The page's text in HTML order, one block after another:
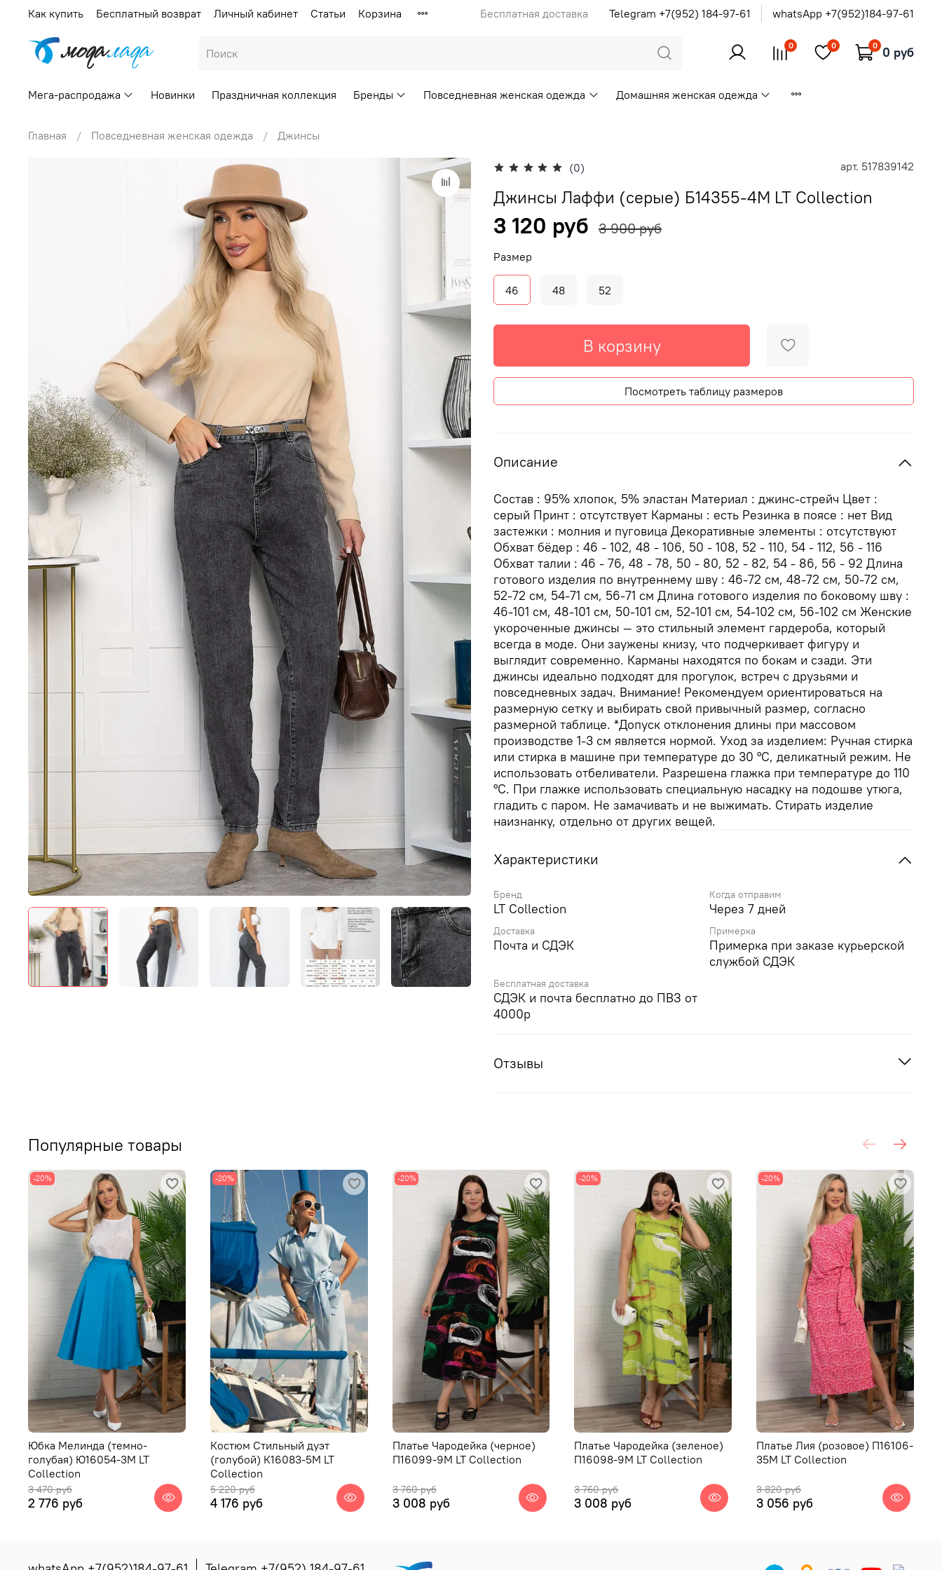
Как купить Бесплатный возврат Личный кабинет Статьи Корзина Бесплатная доставка Telegram +7(952) 184-97-61 whatsApp +7(952)184-97-61
0 0 0 0 руб
Мега-распродажа Новинки Праздничная коллекция Бренды Повседневная женская одежда Домашняя женская одежда
Главная Повседневная женская одежда Джинсы
(0) арт. 517839142
Джинсы Лаффи (серые) Б14355-4М LT Collection
3 120 руб 3 900 руб
В корзину
Размер
46 48 52
Посмотреть таблицу размеров
Описание
Состав : 95% хлопок, 5% эластан Материал : джинс-стрейч Цвет :
серый Принт : отсутствует Карманы : есть Резинка в поясе : нет Вид
застежки : молния и пуговица Декоративные элементы : отсутствуют
Обхват бёдер : 46 - 102, 48 - 106, 50 - 108, 52 - 110, 54 - 112, 56 - 116
Обхват талии : 46 - 76, 48 - 78, 50 - 80, 52 - 82, 54 - 86, 56 - 92 Длина
готового изделия по внутреннему шву : 46-72 см, 48-72 см, 50-72 см,
52-72 см, 54-71 см, 56-71 см Длина готового изделия по боковому шву :
46-101 см, 48-101 см, 50-101 см, 52-101 см, 54-102 см, 56-102 см Женские
укороченные джинсы — это стильный элемент гардероба, который
всегда в моде. Они заужены книзу, что подчеркивает фигуру и
выглядит современно. Карманы находятся по бокам и сзади. Эти
джинсы идеально подходят для прогулок, встреч с друзьями и
повседневных задач. Внимание! Рекомендуем ориентироваться на
размерную сетку и выбирать свой привычный размер, согласно
размерной таблице. *Допуск отклонения длины при массовом
производстве 1-3 см является нормой. Уход за изделием: Ручная стирка
или стирка в машине при температуре до 30 °C, деликатный режим. Не
использовать отбеливатели. Разрешена глажка при температуре до 110
°C. При глажке использовать специальную насадку на подошве утюга,
гладить с паром. Не замачивать и не выжимать. Стирать изделие
наизнанку, отдельно от других вещей.
Характеристики
Бренд
LT Collection
Когда отправим
Через 7 дней
Доставка
Почта и СДЭК
Примерка
Примерка при заказе курьерской
службой СДЭК
Бесплатная доставка
СДЭК и почта бесплатно до ПВЗ от
4000р
Отзывы
Популярные товары
-20%
Юбка Мелинда (темно-
голубая) Ю16054-3М LT
Collection
3 470 руб
2 776 руб
-20%
Костюм Стильный дуэт
(голубой) К16083-5М LT
Collection
5 220 руб
4 176 руб
-20%
Платье Чародейка (черное)
П16099-9М LT Collection
3 760 руб
3 008 руб
-20%
Платье Чародейка (зеленое)
П16098-9М LT Collection
3 760 руб
3 008 руб
-20%
Платье Лия (розовое) П16106-
35М LT Collection
3 820 руб
3 056 руб